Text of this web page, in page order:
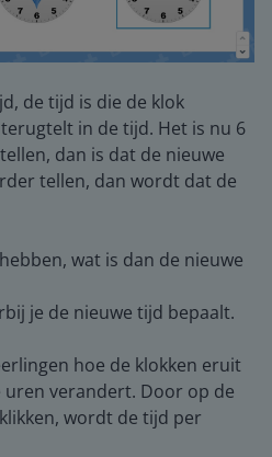
de tijd is die de klok
in de tijd. Het is nu 6
dan is dat de nieuwe
tellen, dan wordt dat de
wat is dan de nieuwe
je de nieuwe tijd bepaalt.
hoe de klokken eruit
verandert. Door op de
wordt de tijd per